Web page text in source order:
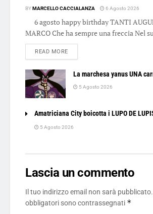
BYMARCELLO CACCIALANZA 6 Agosto 2026
6 agosto happy birthday TANTI
MARCO Che ha sempre una freccia Nel
READ MOREDETAILS
La marchesa yanus UNA
5 Agosto 2026
Amatriciana City boicotta i LUPO DE
5 Agosto 2026
Lascia un commento
Il tuo indirizzo email non sarà pubblicato.
obbligatori sono contrassegnati *